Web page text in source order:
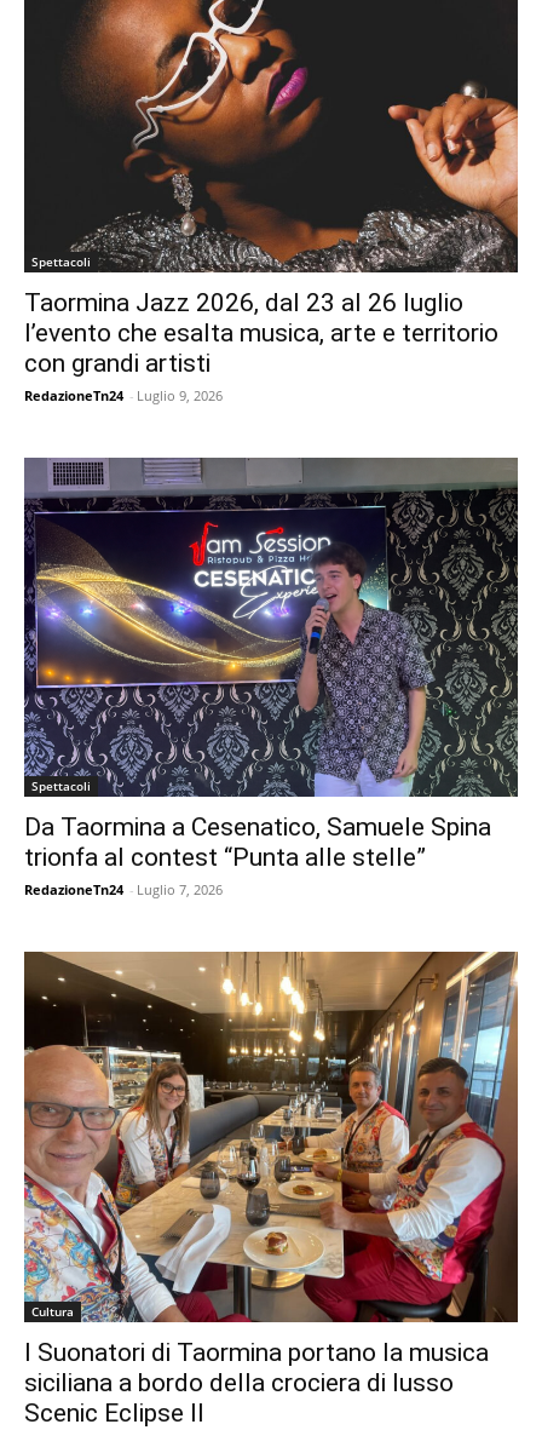
Spettacoli
Taormina Jazz 2026, dal 23 al 26 luglio
l’evento che esalta musica, arte e territorio
con grandi artisti
RedazioneTn24 - Luglio 9, 2026
Spettacoli
Da Taormina a Cesenatico, Samuele Spina
trionfa al contest “Punta alle stelle”
RedazioneTn24 - Luglio 7, 2026
Cultura
I Suonatori di Taormina portano la musica
siciliana a bordo della crociera di lusso
Scenic Eclipse II